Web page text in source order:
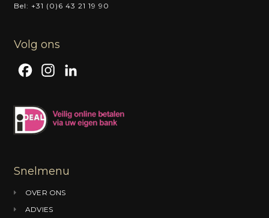
Bel: +31 (0)6 43 21 19 90
Volg ons
c
e
o
k
t
r
a
k
Snelmenu
OVER ONS
ADVIES